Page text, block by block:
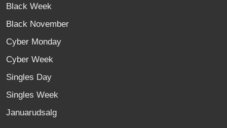
Black Week
Black November
Cyber Monday
Cyber Week
Singles Day
Singles Week
Januarudsalg